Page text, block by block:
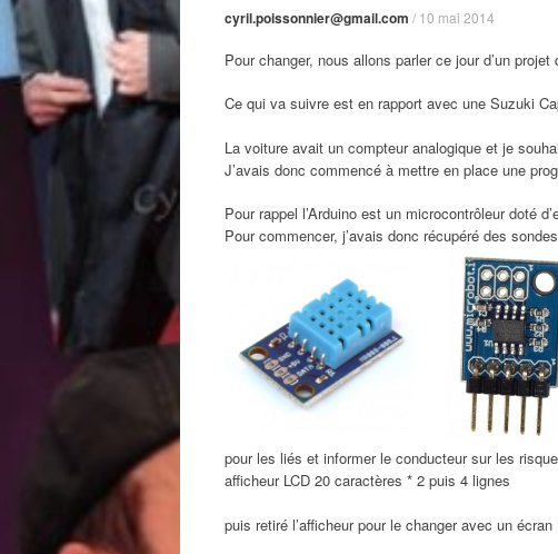
cyril.poissonnier@gmail.com / 10 mai 2014
Pour changer, nous allons parler ce jour d’un
Ce qui va suivre est en rapport avec une Suzuki
La voiture avait un compteur analogique et je
J’avais donc commencé à mettre en place une
Pour rappel l’Arduino est un microcontrôleur doté
Pour commencer, j’avais donc récupéré des
pour les liés et informer le conducteur sur les
afficheur LCD 20 caractères * 2 puis 4 lignes
puis retiré l’afficheur pour le changer avec un